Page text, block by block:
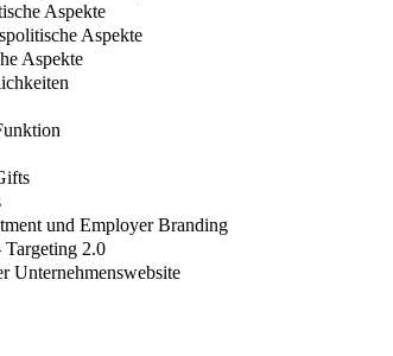
Aspekte
Aspekte
Aspekte
und Employer Branding
Targeting 2.0
Unternehmenswebsite